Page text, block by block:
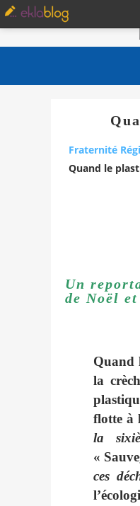
Fraternité
Quand le
Un
de Noël
Quand
la
flotte à
la
«
ces